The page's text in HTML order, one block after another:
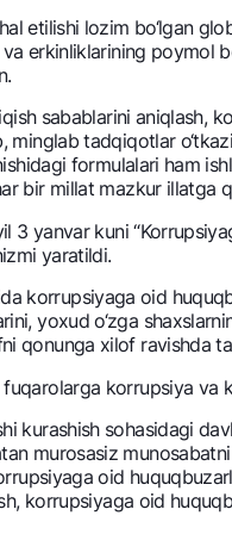
Ofis va bankomatlar
etilishi lozim bo‘lgan
erkinliklarining poymol
sabablarini aniqlash,
tadqiqotlar
formulalari ham
bir millat mazkur illatga
3 yanvar kuni
yaratildi.
korrupsiyaga oid
yoxud o‘zga
qonunga xilof ravishda
fuqarolarga korrupsiya
kurashish sohasidagi
murosasiz
oid
korrupsiyaga oid